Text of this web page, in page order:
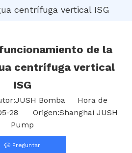
centrífuga vertical ISG
de la
centrífuga vertical
ISG
Bomba Hora de
28 Origen:Shanghai JUSH
Pump
Preguntar